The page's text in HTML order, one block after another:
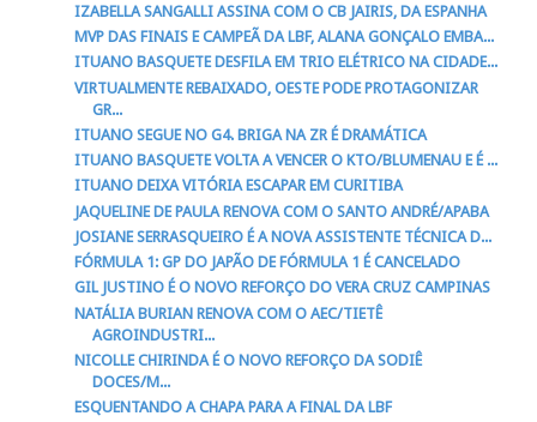
IZABELLA SANGALLI ASSINA COM O CB JAIRIS, DA ESPANHA
MVP DAS FINAIS E CAMPEÃ DA LBF, ALANA GONÇALO EMBA...
ITUANO BASQUETE DESFILA EM TRIO ELÉTRICO NA CIDADE...
VIRTUALMENTE REBAIXADO, OESTE PODE PROTAGONIZAR
GR...
ITUANO SEGUE NO G4. BRIGA NA ZR É DRAMÁTICA
ITUANO BASQUETE VOLTA A VENCER O KTO/BLUMENAU E É ...
ITUANO DEIXA VITÓRIA ESCAPAR EM CURITIBA
JAQUELINE DE PAULA RENOVA COM O SANTO ANDRÉ/APABA
JOSIANE SERRASQUEIRO É A NOVA ASSISTENTE TÉCNICA D...
FÓRMULA 1: GP DO JAPÃO DE FÓRMULA 1 É CANCELADO
GIL JUSTINO É O NOVO REFORÇO DO VERA CRUZ CAMPINAS
NATÁLIA BURIAN RENOVA COM O AEC/TIETÊ
AGROINDUSTRI...
NICOLLE CHIRINDA É O NOVO REFORÇO DA SODIÊ
DOCES/M...
ESQUENTANDO A CHAPA PARA A FINAL DA LBF